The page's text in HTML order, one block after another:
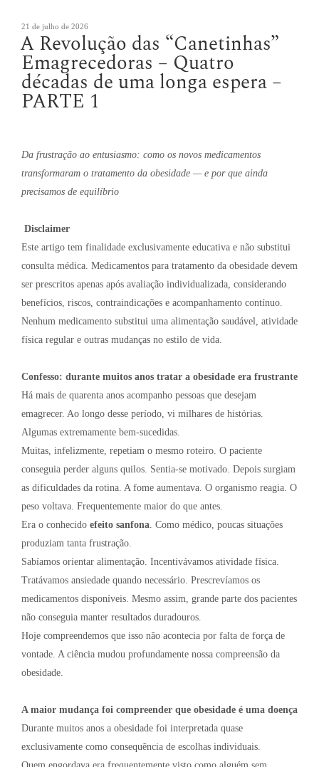
Publicado
em
21 de julho de 2026
A Revolução das “Canetinhas”
Emagrecedoras – Quatro
décadas de uma longa espera –
PARTE 1
Da frustração ao entusiasmo: como os novos medicamentos
transformaram o tratamento da obesidade — e por que ainda
precisamos de equilíbrio
Disclaimer
Este artigo tem finalidade exclusivamente educativa e não substitui
consulta médica. Medicamentos para tratamento da obesidade devem
ser prescritos apenas após avaliação individualizada, considerando
benefícios, riscos, contraindicações e acompanhamento contínuo.
Nenhum medicamento substitui uma alimentação saudável, atividade
física regular e outras mudanças no estilo de vida.
Confesso: durante muitos anos tratar a obesidade era frustrante
Há mais de quarenta anos acompanho pessoas que desejam
emagrecer. Ao longo desse período, vi milhares de histórias.
Algumas extremamente bem-sucedidas.
Muitas, infelizmente, repetiam o mesmo roteiro. O paciente
conseguia perder alguns quilos. Sentia-se motivado. Depois surgiam
as dificuldades da rotina. A fome aumentava. O organismo reagia. O
peso voltava. Frequentemente maior do que antes.
Era o conhecido efeito sanfona . Como médico, poucas situações
produziam tanta frustração.
Sabíamos orientar alimentação. Incentivávamos atividade física.
Tratávamos ansiedade quando necessário. Prescrevíamos os
medicamentos disponíveis. Mesmo assim, grande parte dos pacientes
não conseguia manter resultados duradouros.
Hoje compreendemos que isso não acontecia por falta de força de
vontade. A ciência mudou profundamente nossa compreensão da
obesidade.
A maior mudança foi compreender que obesidade é uma doença
Durante muitos anos a obesidade foi interpretada quase
exclusivamente como consequência de escolhas individuais.